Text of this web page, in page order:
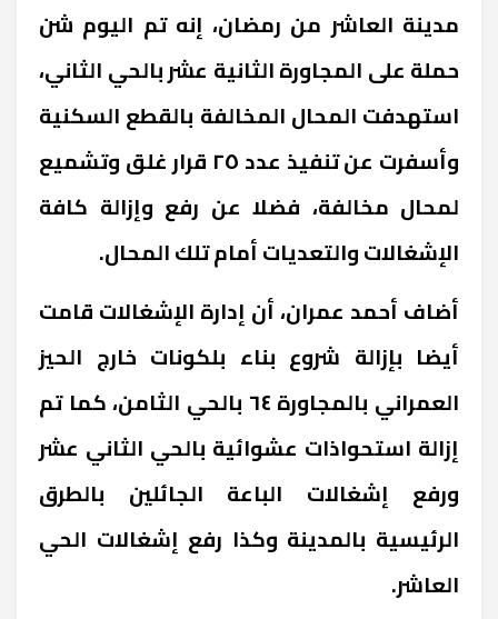
مدينة العاشر من رمضان، إنه تم اليوم شن
حملة على المجاورة الثانية عشر بالحي الثاني،
استهدفت المحال المخالفة بالقطع السكنية
وأسفرت عن تنفيذ عدد ٢٥ قرار غلق وتشميع
لمحال مخالفة، فضلا عن رفع وإزالة كافة
الإشغالات والتعديات أمام تلك المحال.
أضاف أحمد عمران، أن إدارة الإشغالات قامت
أيضا بإزالة شروع بناء بلكونات خارج الحيز
العمراني بالمجاورة ٦٤ بالحي الثامن، كما تم
إزالة استحواذات عشوائية بالحي الثاني عشر
ورفع إشغالات الباعة الجائلين بالطرق
الرئيسية بالمدينة وكذا رفع إشغالات الحي
العاشر.